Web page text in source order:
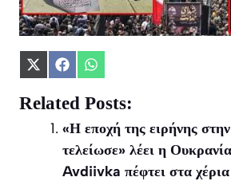
Share
X
(Twitter)
Share
Facebook
Share
WhatsApp
Related Posts:
«Η εποχή της ειρήνης
τελείωσε» λέει η
Avdiivka πέφτει στα